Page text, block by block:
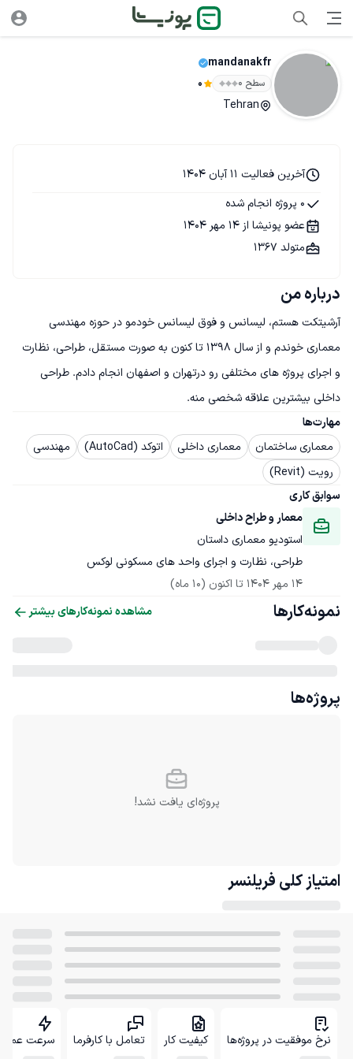
mandanakfr
سطح ۰ 0
Tehran
درباره من
آرشیتکت هستم، لیسانس و فوق لیسانس خودمو در حوزه مهندسی
معماری خوندم و از سال 1398 تا کنون به صورت مستقل، طراحی، نظارت
و اجرای پروژه های مختلفی رو درتهران و اصفهان انجام دادم. طراحی
داخلی بیشترین علاقه شخصی منه.
مهارت‌ها
معماری ساختمان
معماری داخلی اتوکد (AutoCad)
مهندسی
رویت (Revit)
سوابق کاری
معمار و طراح داخلی
استودیو معماری داستان
طراحی، نظارت و اجرای واحد های مسکونی لوکس
14 مهر 1404
تا اکنون (10 ماه)
آخرین فعالیت 11 آبان 1404
0 پروژه انجام شده
عضو پونیشا از 14 مهر 1404
متولد 1367
نمونه‌کارها مشاهده نمونه‌کارهای بیشتر
پروژه‌ها
پروژه‌ای یافت نشد!
امتیاز کلی فریلنسر
نرخ موفقیت در پروژه‌ها کیفیت کار تعامل با کارفرما سرعت عمل